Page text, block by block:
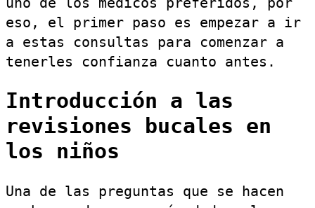
eso, el primer paso es empezar a ir
a estas consultas para comenzar a
tenerles confianza cuanto antes.
Introducción a las
revisiones bucales en
los niños
Una de las preguntas que se hacen